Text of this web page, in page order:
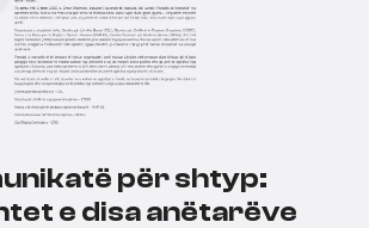
për shtyp:
e disa anëtarëve